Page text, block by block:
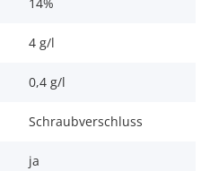
4 g/l
0,4 g/l
Schraubverschluss
ja